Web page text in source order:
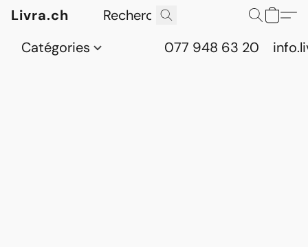
Livra.ch
Catégories
077 948 63 20